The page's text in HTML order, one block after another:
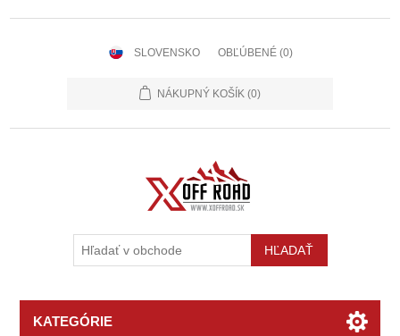
SLOVENSKO OBĽÚBENÉ (0)
NÁKUPNÝ KOŠÍK (0)
KATEGÓRIE